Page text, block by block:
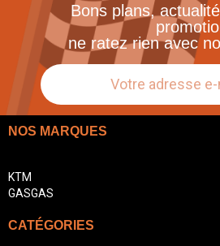
Bons plans,
ne ratez rien avec
NOS MARQUES
KTM
GASGAS
CATÉGORIES